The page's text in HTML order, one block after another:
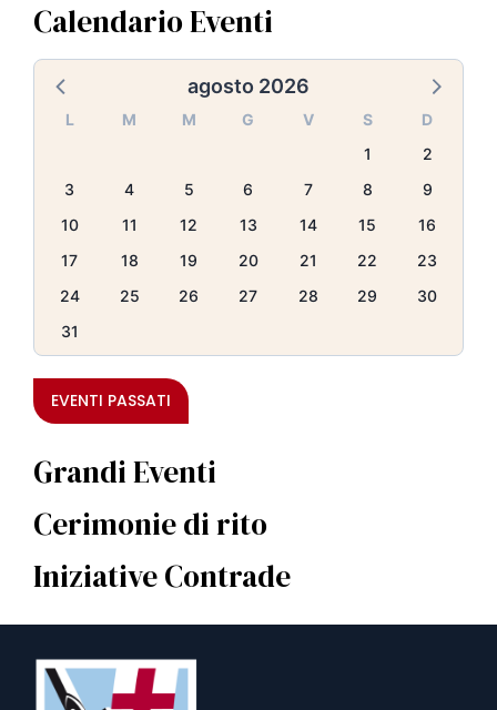
Calendario Eventi
agosto 2026
L M M G V S
D
1
2
3
4 5 6 7 8
9
10
11 12 13 14 15
16
17
18 19 20 21 22
23
24
25 26 27 28 29
30
31
EVENTI PASSATI
Grandi Eventi
Cerimonie di rito
Iniziative Contrade